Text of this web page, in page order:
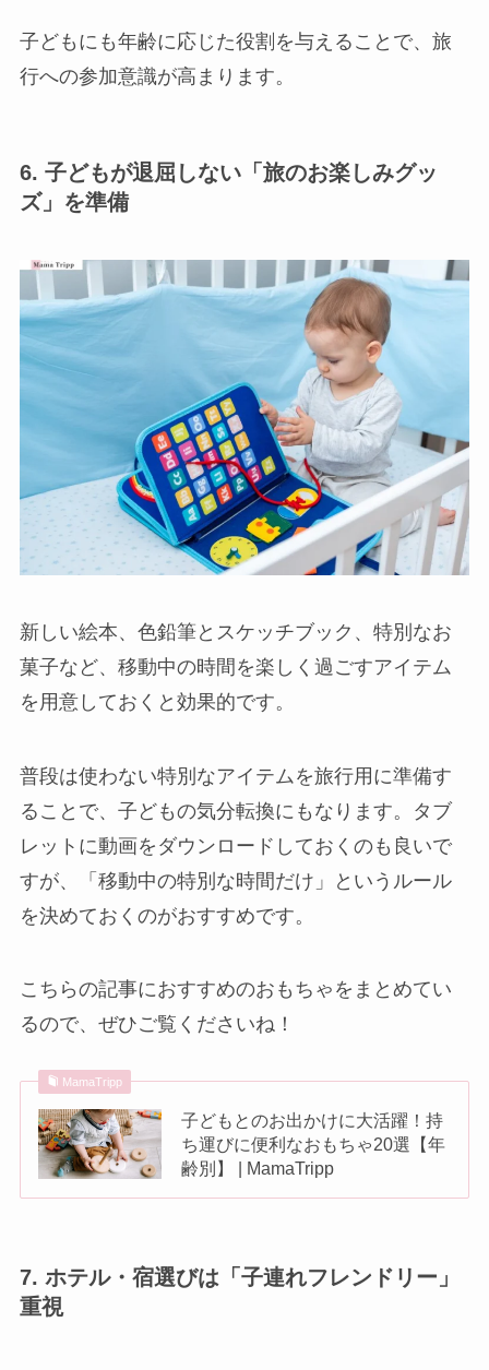
子どもにも年齢に応じた役割を与えることで、旅
行への参加意識が高まります。
6. 子どもが退屈しない「旅のお楽しみグッ
ズ」を準備
新しい絵本、色鉛筆とスケッチブック、特別なお
菓子など、移動中の時間を楽しく過ごすアイテム
を用意しておくと効果的です。
普段は使わない特別なアイテムを旅行用に準備す
ることで、子どもの気分転換にもなります。タブ
レットに動画をダウンロードしておくのも良いで
すが、「移動中の特別な時間だけ」というルール
を決めておくのがおすすめです。
こちらの記事におすすめのおもちゃをまとめてい
るので、ぜひご覧くださいね！
MamaTripp
子どもとのお出かけに大活躍！持
ち運びに便利なおもちゃ20選【年
齢別】 | MamaTripp
7. ホテル・宿選びは「子連れフレンドリー」
重視